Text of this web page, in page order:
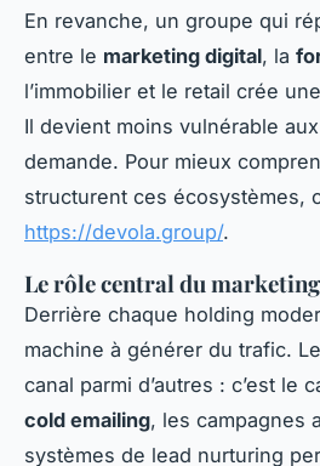
En revanche, un groupe qui
entre le marketing digital, la
l’immobilier et le retail crée
Il devient moins vulnérable
demande. Pour mieux
structurent ces écosystèmes,
https://devola.group/.
Le rôle central du
Derrière chaque holding
machine à générer du trafic. Le
canal parmi d’autres : c’est le
cold emailing, les campagnes
systèmes de lead nurturing